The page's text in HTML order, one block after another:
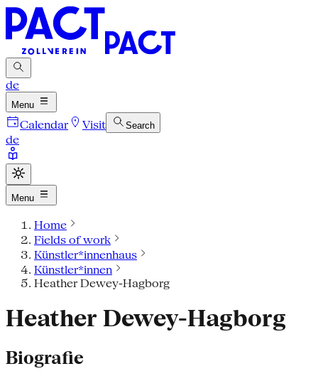
de
Menu
Calendar Visit Search
de
Menu
Home
Fields of work
Künstler*innenhaus
Künstler*innen
Heather Dewey-Hagborg
Heather Dewey-Hagborg
Biografie